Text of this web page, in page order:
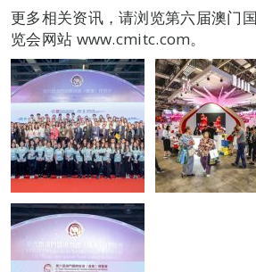
更多相关资讯，请浏览第六届澳门
览会网站 www.cmitc.com。